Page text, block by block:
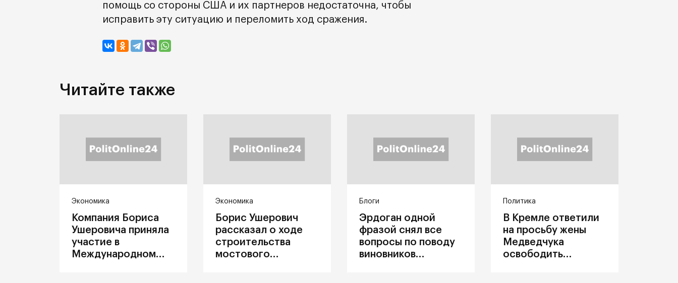
помощь со стороны США и их партнеров недостаточна, чтобы
исправить эту ситуацию и переломить ход сражения.
Читайте также
Экономика
Компания Бориса
Ушеровича приняла
участие в
Международном
Экономика
Борис Ушерович
рассказал о ходе
строительства
мостового
Блоги
Эрдоган одной
фразой снял все
вопросы по поводу
виновников
Политика
В Кремле ответили
на просьбу жены
Медведчука
освободить